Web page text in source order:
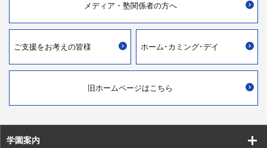
メディア・ 塾関係者の方へ
ご支援をお考えの皆様 ホーム･カミング･デイ
旧ホームページはこちら
学園案内